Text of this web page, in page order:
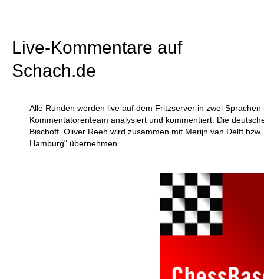
Live-Kommentare auf
Schach.de
Alle Runden werden live auf dem Fritzserver in zwei
Kommentatorenteam analysiert und kommentiert. Die
Bischoff. Oliver Reeh wird zusammen mit Merijn van Delft
Hamburg" übernehmen.